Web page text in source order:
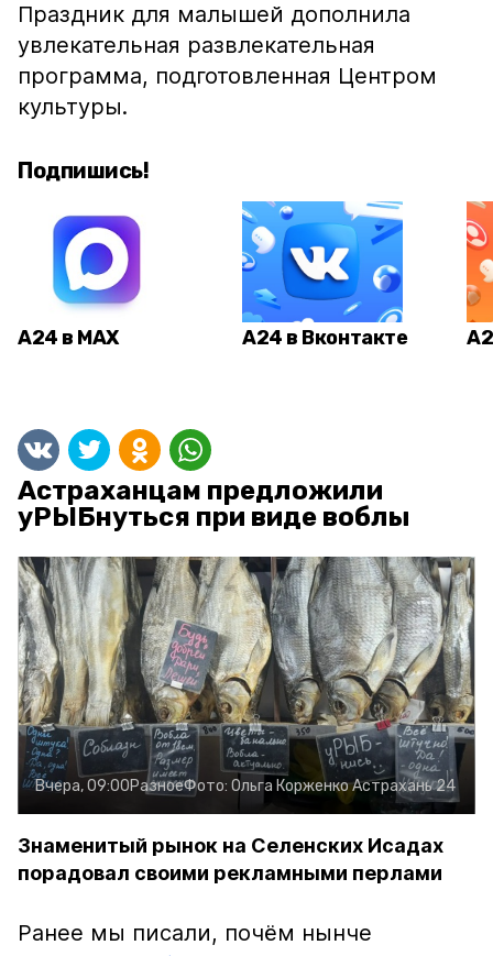
Праздник для малышей дополнила
увлекательная развлекательная
программа, подготовленная Центром
культуры.
Подпишись!
А24 в MAX А24 в Вконтакте
Астраханцам предложили
уРЫБнуться при виде воблы
Вчера, 09:00РазноеФото: Ольга КорженкоАстрахань 24
Знаменитый рынок на Селенских Исадах
порадовал своими рекламными перлами
Ранее мы писали, почём нынче